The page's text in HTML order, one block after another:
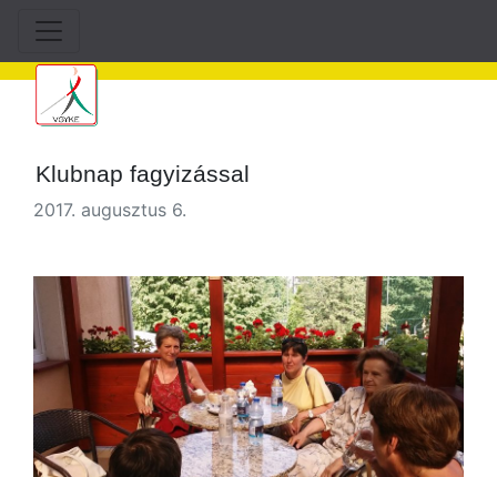
Klubnap fagyizással
2017. augusztus 6.